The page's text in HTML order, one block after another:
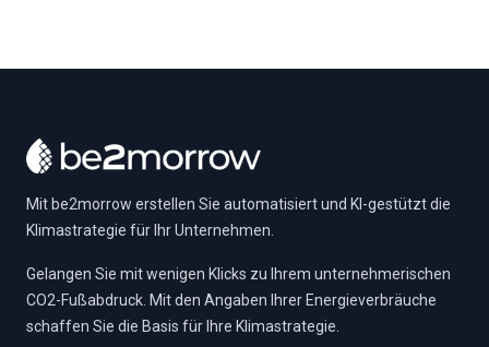
Mit be2morrow erstellen Sie automatisiert und KI-gestützt die
Klimastrategie für Ihr Unternehmen.
Gelangen Sie mit wenigen Klicks zu Ihrem unternehmerischen
CO2-Fußabdruck. Mit den Angaben Ihrer Energieverbräuche
schaffen Sie die Basis für Ihre Klimastrategie.